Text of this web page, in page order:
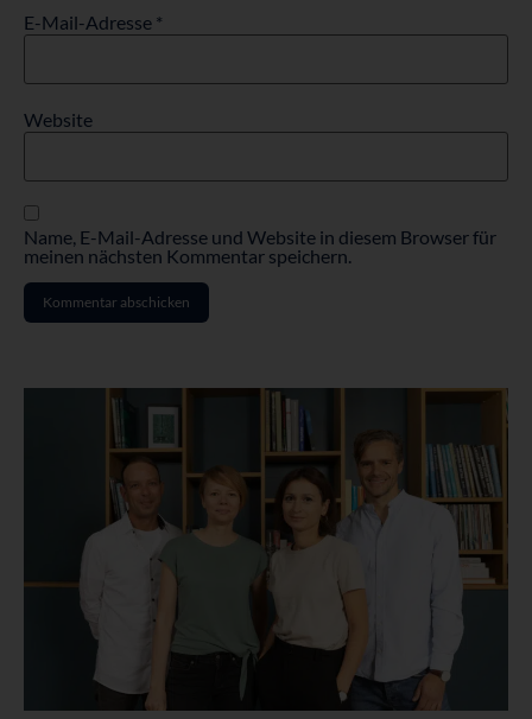
E-Mail-Adresse *
Website
Name, E-Mail-Adresse und Website in diesem Browser für
meinen nächsten Kommentar speichern.